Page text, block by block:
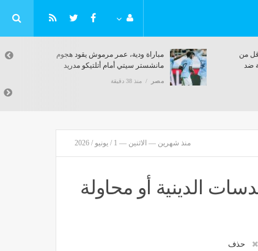
مباراة ودية، عمر مرموش يقود هجوم
مانشستر سيتي أمام أتلتيكو مدريد
مصر منذ 38 دقيقة
من
ضد
منذ شهرين — الاثنين — 1 / يونيو / 2026
الدينية أو محاولة
حذف